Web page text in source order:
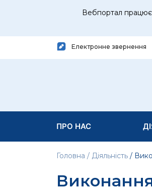
Вебпортал працює
Електронне звернення
ПРО НАС
Головна Діяльність